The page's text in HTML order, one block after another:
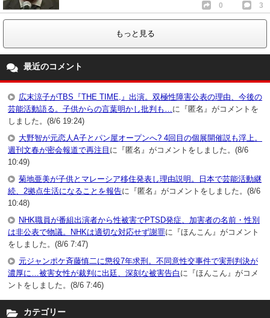
0 3
もっと見る
最近のコメント
広末涼子がTBS『THE TIME,』出演。双極性障害公表の理由、今後の
芸能活動語る。子供からの言葉明かし批判も… に『匿名』がコメントを
しました。(8/6 19:24)
大野智が元恋人A子とパン屋オープンへ? 4回目の個展開催説も浮上。
週刊文春が密会報道で再注目 に『匿名』がコメントをしました。(8/6
10:49)
菊地亜美が子供とマレーシア移住発表し理由説明。日本で芸能活動継
続、2拠点生活になることを報告に『匿名』がコメントをしました。(8/6
10:48)
NHK職員が番組出演者から性被害でPTSD発症、加害者の名前・性別
は非公表で物議。NHKは適切な対応せず謝罪に『ほんこん』がコメント
をしました。(8/6 7:47)
元ジャンポケ斉藤慎二に懲役7年求刑。不同意性交事件で実刑判決が
濃厚に…被害女性が裁判に出廷、深刻な被害告白 に『ほんこん』がコメ
ントをしました。(8/6 7:46)
カテゴリー